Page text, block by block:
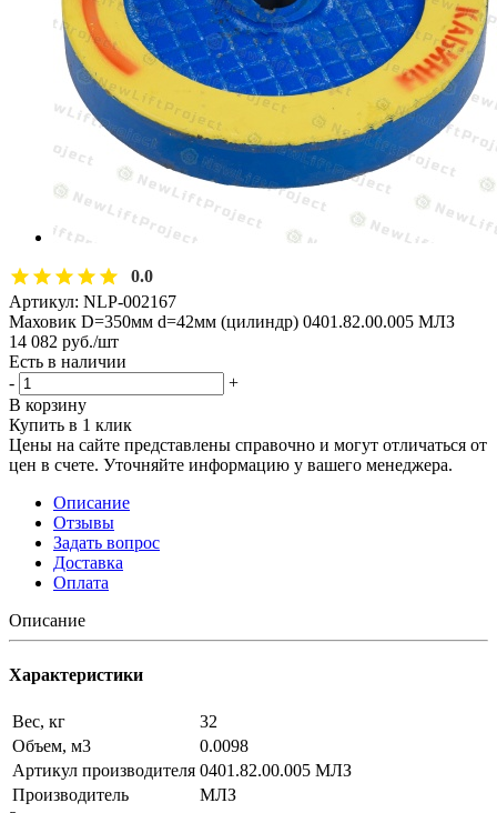
0.0
Артикул: NLP-002167
Маховик D=350мм d=42мм (цилиндр) 0401.82.00.005 МЛЗ
14 082 руб./шт
Есть в наличии
-
+
В корзину
Купить в 1 клик
Цены на сайте представлены справочно и могут отличаться от
цен в счете. Уточняйте информацию у вашего менеджера.
Описание
Отзывы
Задать вопрос
Доставка
Оплата
Описание
Характеристики
Вес, кг
32
Объем, м3
0.0098
Артикул производителя 0401.82.00.005 МЛЗ
Производитель
МЛЗ